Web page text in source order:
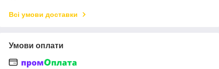
Всі умови доставки
Умови оплати